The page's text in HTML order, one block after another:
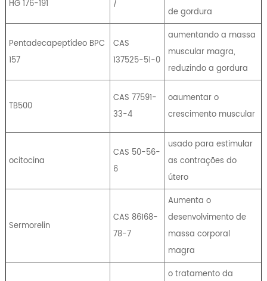
HG 176-191 /
de gordura
Pentadecapeptídeo BPC
157
CAS
137525-51-0
aumentando a massa
muscular magra,
reduzindo a gordura
TB500
CAS 77591-
33-4
oaumentar o
crescimento muscular
ocitocina
CAS 50-56-
6
usado para estimular
as contrações do
útero
Sermorelin
CAS 86168-
78-7
Aumenta o
desenvolvimento de
massa corporal
magra
o tratamento da